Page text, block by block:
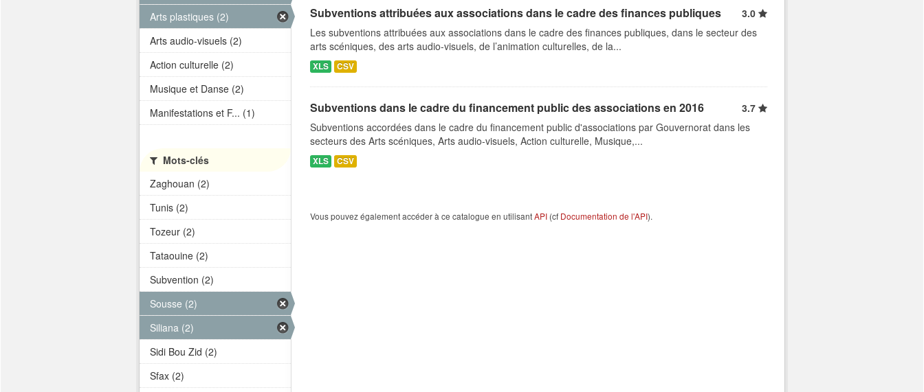
Subventions attribuées aux associations dans le cadre des finances publiques
3.0
Les subventions attribuées aux associations dans le cadre des finances publiques, dans le secteur des
arts scéniques, des arts audio-visuels, de l’animation culturelles, de la...
XLS CSV
Subventions dans le cadre du financement public des associations en 2016
3.7
Subventions accordées dans le cadre du financement public d'associations par Gouvernorat dans les
secteurs des Arts scéniques, Arts audio-visuels, Action culturelle, Musique,...
XLS CSV
Vous pouvez également accéder à ce catalogue en utilisantAPI (cf Documentation de l'API).
Arts plastiques (2)
Arts audio-visuels (2)
Action culturelle (2)
Musique et Danse (2)
Manifestations et F... (1)
Mots-clés
Zaghouan (2)
Tunis (2)
Tozeur (2)
Tataouine (2)
Subvention (2)
Sousse (2)
Siliana (2)
Sidi Bou Zid (2)
Sfax (2)